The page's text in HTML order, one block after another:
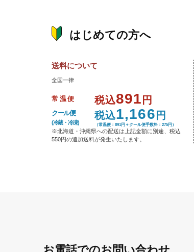
はじめての方へ
送料について
全国一律
常温便 税込891 円
クール便
(冷蔵・冷凍)
税込1,166 円
（常温便：891円＋クール便手数料：275円）
※北海道・沖縄県への配送は上記金額に別途、税込
550円の追加送料が発生いたします。